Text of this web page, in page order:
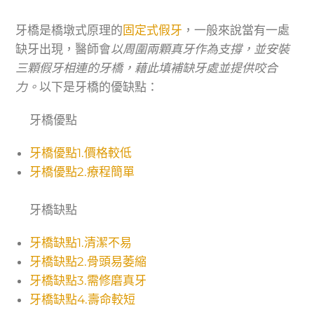
牙橋是橋墩式原理的 固定式假牙 ，一般來說當有一處
缺牙出現，醫師會以周圍兩顆真牙作為支撐，並安裝
三顆假牙相連的牙橋，藉此填補缺牙處並提供咬合
力。 以下是牙橋的優缺點：
牙橋優點
牙橋優點1.價格較低
牙橋優點2.療程簡單
牙橋缺點
牙橋缺點1.清潔不易
牙橋缺點2.骨頭易萎縮
牙橋缺點3.需修磨真牙
牙橋缺點4.壽命較短